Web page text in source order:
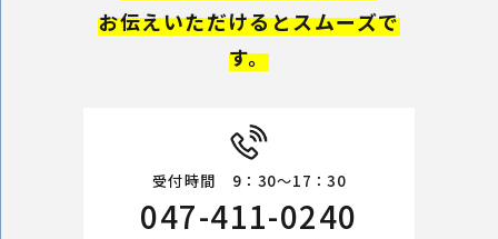
お伝えいただけるとスムーズで
す。
受付時間 9：30～17：30
047-411-0240